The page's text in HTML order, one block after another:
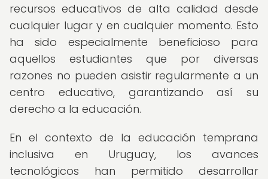
recursos educativos de alta calidad desde
cualquier lugar y en cualquier momento. Esto
ha sido especialmente beneficioso para
aquellos estudiantes que por diversas
razones no pueden asistir regularmente a un
centro educativo, garantizando así su
derecho a la educación.
En el contexto de la educación temprana
inclusiva en Uruguay, los avances
tecnológicos han permitido desarrollar